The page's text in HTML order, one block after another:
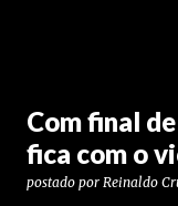
Com final
fica com o
postado por Reinaldo